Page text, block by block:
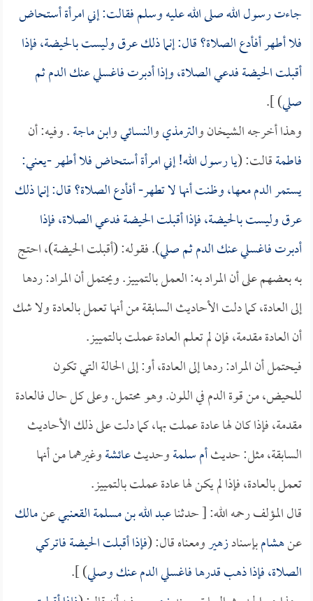
جاءت رسول الله صلى الله عليه وسلم فقالت: إني امرأة أستحاض
فلا أطهر أفأدع الصلاة؟ قال: إنما ذلك عرق وليست بالحيضة، فإذا
أقبلت الحيضة فدعي الصلاة، وإذا أدبرت فاغسلي عنك الدم ثم
صلي) ].
وهذا أخرجه الشيخان والترمذيوالنسائيوابن ماجة. وفيه: أن
فاطمةقالت: (يا رسول الله! إني امرأة أستحاض فلا أطهر -يعني:
يستمر الدم معها، وظنت أنها لا تطهر- أفأدع الصلاة؟ قال: إنما ذلك
عرق وليست بالحيضة، فإذا أقبلت الحيضة فدعي الصلاة، فإذا
أدبرت فاغسلي عنك الدم ثم صلي). فقوله: (أقبلت الحيضة)، احتج
به بعضهم على أن المراد به: العمل بالتمييز. ويحتمل أن المراد: ردها
إلى العادة، كما دلت الأحاديث السابقة من أنها تعمل بالعادة ولا شك
أن العادة مقدمة، فإن لم تعلم العادة عملت بالتمييز.
فيحتمل أن المراد: ردها إلى العادة، أو: إلى الحالة التي تكون
للحيض، من قوة الدم في اللون. وهو محتمل. وعلى كل حال فالعادة
مقدمة، فإذا كان لها عادة عملت بها، كما دلت على ذلك الأحاديث
السابقة، مثل: حديثأم سلمةوحديثعائشةوغيرهما من أنها
تعمل بالعادة، فإذا لم يكن لها عادة عملت بالتمييز.
قال المؤلف رحمه الله: [ حدثناعبد الله بن مسلمة القعنبيعنمالك
عنهشامبإسنادزهيرومعناه قال: (فإذا أقبلت الحيضة فاتركي
الصلاة، فإذا ذهب قدرها فاغسلي الدم عنك وصلي) ].